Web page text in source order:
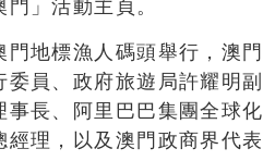
」活動主頁。
門地標漁人碼頭舉行，澳
委員、政府旅遊局許耀明
事長、阿里巴巴集團全球
理，以及澳門政商界代表